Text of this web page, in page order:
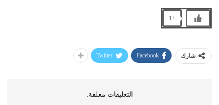
+1
شارك Facebook
Twitter
التعليقات مغلقة.